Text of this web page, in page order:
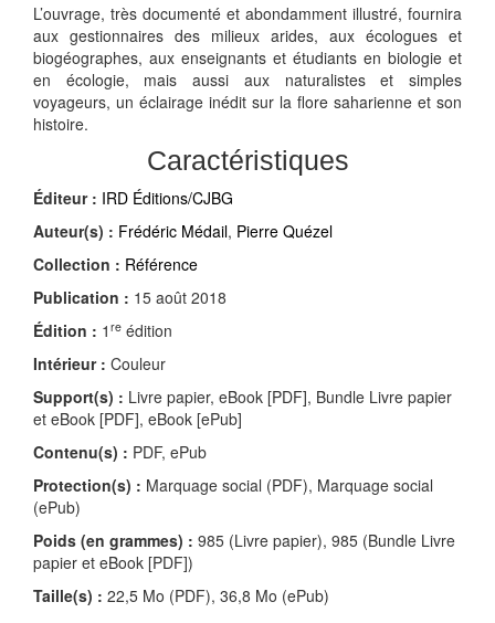
L’ouvrage, très documenté et abondamment illustré, fournira
aux gestionnaires des milieux arides, aux écologues et
biogéographes, aux enseignants et étudiants en biologie et
en écologie, mais aussi aux naturalistes et simples
voyageurs, un éclairage inédit sur la flore saharienne et son
histoire.
Caractéristiques
Éditeur : IRD Éditions/CJBG
Auteur(s) : Frédéric Médail, Pierre Quézel
Collection : Référence
Publication : 15 août 2018
Édition : 1 re édition
Intérieur : Couleur
Support(s) : Livre papier, eBook [PDF], Bundle Livre papier
et eBook [PDF], eBook [ePub]
Contenu(s) : PDF, ePub
Protection(s) : Marquage social (PDF), Marquage social
(ePub)
Poids (en grammes) : 985 (Livre papier), 985 (Bundle Livre
papier et eBook [PDF])
Taille(s) : 22,5 Mo (PDF), 36,8 Mo (ePub)